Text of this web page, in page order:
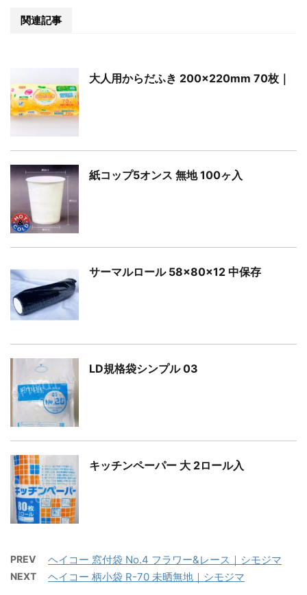
関連記事
大人用からだふき 200×220mm 70枚｜
紙コップ5オンス 無地 100ヶ入
サーマルロール 58×80×12 中保存
LD規格袋シンプル 03
キッチンペーパー 大 2ロール入
PREV ヘイコー 窓付袋 No.4 フラワー&レース｜シモジマ
NEXT ヘイコー 柄小袋 R-70 未晒無地｜シモジマ